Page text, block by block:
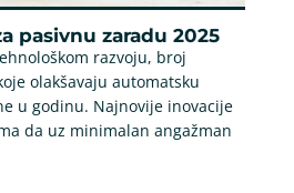
pasivnu zaradu 2025
razvoju, broj
olakšavaju automatsku
u godinu. Najnovije inovacije
da uz minimalan angažman